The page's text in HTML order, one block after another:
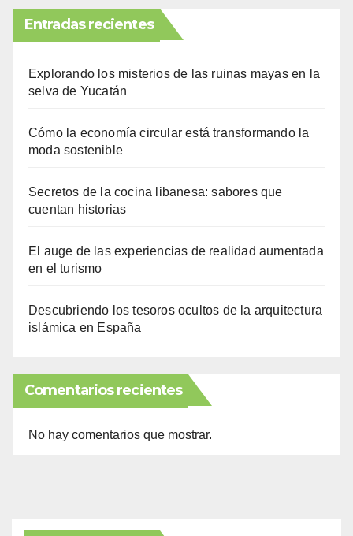
Entradas recientes
Explorando los misterios de las ruinas mayas en la
selva de Yucatán
Cómo la economía circular está transformando la
moda sostenible
Secretos de la cocina libanesa: sabores que
cuentan historias
El auge de las experiencias de realidad aumentada
en el turismo
Descubriendo los tesoros ocultos de la arquitectura
islámica en España
Comentarios recientes
No hay comentarios que mostrar.